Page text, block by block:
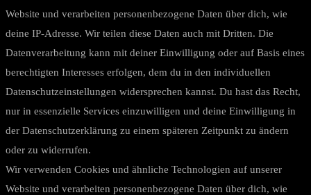
Website und verarbeiten personenbezogene Daten über dich, wie
deine IP-Adresse. Wir teilen diese Daten auch mit Dritten. Die
Datenverarbeitung kann mit deiner Einwilligung oder auf Basis eines
berechtigten Interesses erfolgen, dem du in den individuellen
Datenschutzeinstellungen widersprechen kannst. Du hast das Recht,
nur in essenzielle Services einzuwilligen und deine Einwilligung in
der Datenschutzerklärung zu einem späteren Zeitpunkt zu ändern
oder zu widerrufen.
Wir verwenden Cookies und ähnliche Technologien auf unserer
Website und verarbeiten personenbezogene Daten über dich, wie